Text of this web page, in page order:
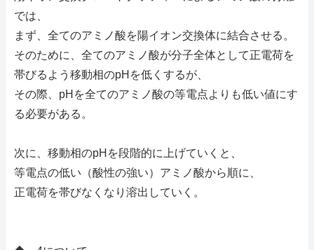
では、
まず、全てのアミノ酸を陽イオン交換体に結合させる。
そのために、全てのアミノ酸が分子全体として正電荷を
帯びるよう移動相のpHを低くするが、
その際、pHを全てのアミノ酸の等電点よりも低い値にす
る必要がある。
次に、移動相のpHを段階的に上げていくと、
等電点の低い（酸性の強い）アミノ酸から順に、
正電荷を帯びなくなり溶出していく。